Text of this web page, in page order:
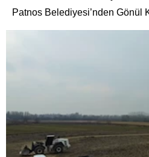
Patnos Belediyesi’nden Gönül